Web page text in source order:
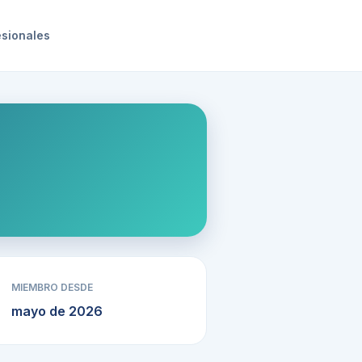
MIEMBRO DESDE
mayo de 2026